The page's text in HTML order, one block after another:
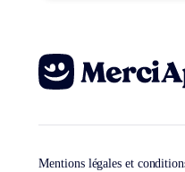
Mentions légales et